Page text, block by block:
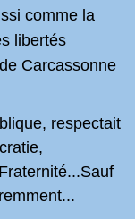
comme la
libertés
Carcassonne
respectait